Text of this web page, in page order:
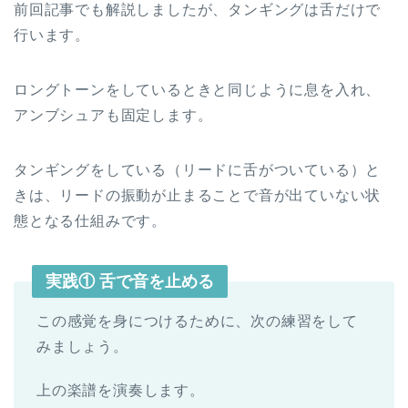
前回記事でも解説しましたが、タンギングは舌だけで
行います。
ロングトーンをしているときと同じように息を入れ、
アンブシュアも固定します。
タンギングをしている（リードに舌がついている）と
きは、リードの振動が止まることで音が出ていない状
態となる仕組みです。
実践① 舌で音を止める
この感覚を身につけるために、次の練習をして
みましょう。
上の楽譜を演奏します。